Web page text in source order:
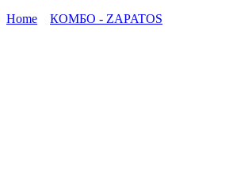
Home
КОМБО - ZAPATOS